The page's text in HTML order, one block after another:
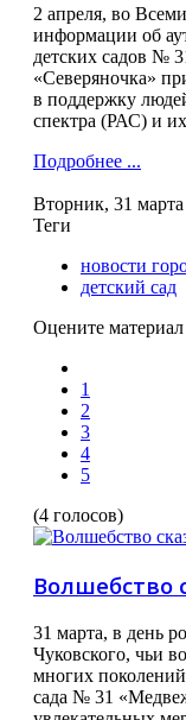
2 апреля, во
информации об
детских садов №
«Северяночка»
в поддержку
спектра (РАС) и
Подробнее ...
Вторник, 31
Теги
новости
детский сад
Оцените материал
1
2
3
4
5
(4 голосов)
Волшебство
31 марта, в день
Чуковского, чьи
многих
сада № 31